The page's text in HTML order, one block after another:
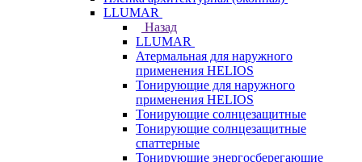
LLUMAR
Назад
LLUMAR
Атермальная для наружного
применения HELIOS
Тонирующие для наружного
применения HELIOS
Тонирующие солнцезащитные
Тонирующие солнцезащитные
спаттерные
Тонирующие энергосберегающие